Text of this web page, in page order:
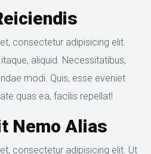
consectetur adipisicing elit.
aliquid. Necessitatibus,
modi. Quis, esse eveniet
quas ea, facilis repellat!
Nemo Alia
consectetur adipisicing elit. Ut